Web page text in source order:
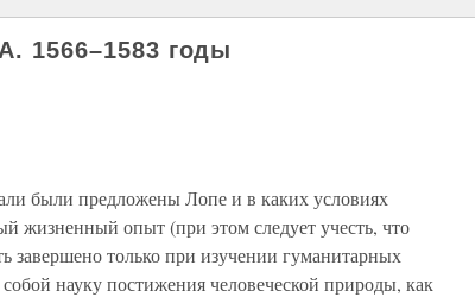
1566–1583 годы
были предложены Лопе и в каких условиях
жизненный опыт (при этом следует учесть, что
завершено только при изучении гуманитарных
науку постижения человеческой природы, как